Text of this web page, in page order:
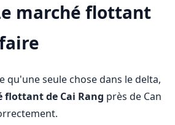
marché flottant
qu'une seule chose dans le delta,
flottant de Cai Rang près de Can